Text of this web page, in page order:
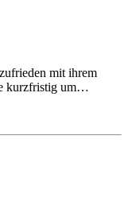
mit ihrem
kurzfristig um…